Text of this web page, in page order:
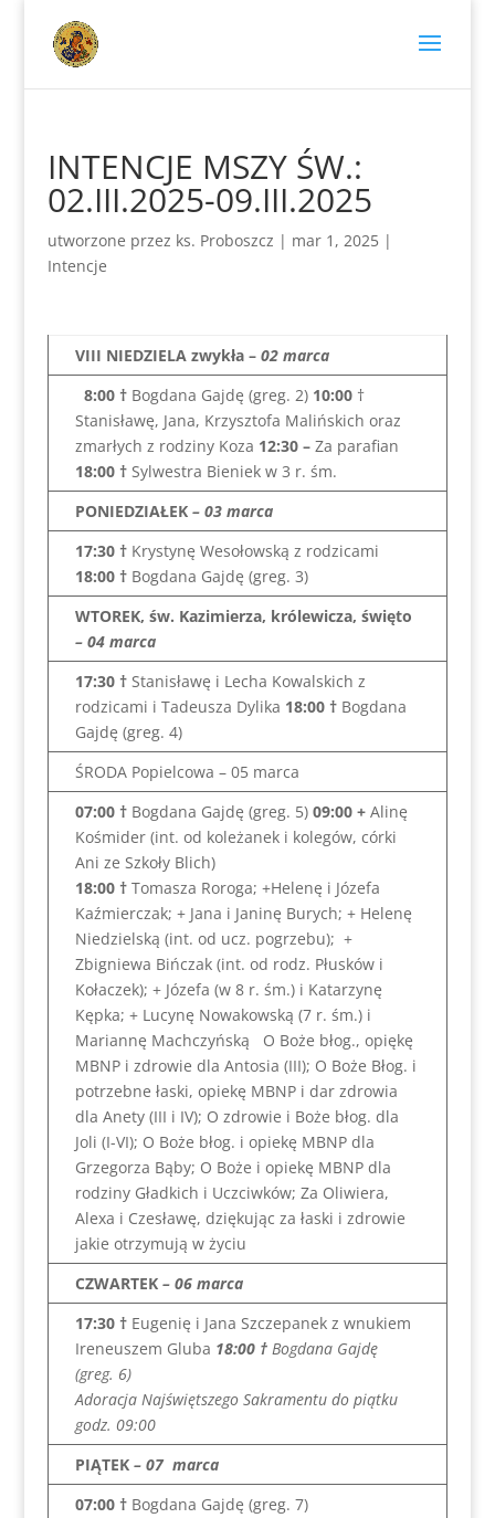
INTENCJE MSZY ŚW.:
02.III.2025-09.III.2025
utworzone przez ks. Proboszcz | mar 1, 2025|
Intencje
VIII NIEDZIELA zwykła –02 marca
8:00 † Bogdana Gajdę (greg. 2) 10:00†
Stanisławę, Jana, Krzysztofa Malińskich oraz
zmarłych z rodziny Koza 12:30 – Za parafian
18:00 † Sylwestra Bieniek w 3 r. śm.
PONIEDZIAŁEK – 03 marca
17:30 † Krystynę Wesołowską z rodzicami
18:00 † Bogdana Gajdę (greg. 3)
WTOREK, św. Kazimierza, królewicza, święto
– 04 marca
17:30 † Stanisławę i Lecha Kowalskich z
rodzicami i Tadeusza Dylika 18:00 † Bogdana
Gajdę (greg. 4)
ŚRODA Popielcowa – 05 marca
07:00 † Bogdana Gajdę (greg. 5) 09:00 + Alinę
Kośmider (int. od koleżanek i kolegów, córki
Ani ze Szkoły Blich)
18:00 † Tomasza Roroga; +Helenę i Józefa
Kaźmierczak; + Jana i Janinę Burych; + Helenę
Niedzielską (int. od ucz. pogrzebu); +
Zbigniewa Bińczak (int. od rodz. Płusków i
Kołaczek); + Józefa (w 8 r. śm.) i Katarzynę
Kępka; + Lucynę Nowakowską (7 r. śm.) i
Mariannę Machczyńską O Boże błog., opiękę
MBNP i zdrowie dla Antosia (III); O Boże Błog. i
potrzebne łaski, opiekę MBNP i dar zdrowia
dla Anety (III i IV); O zdrowie i Boże błog. dla
Joli (I-VI); O Boże błog. i opiekę MBNP dla
Grzegorza Bąby; O Boże i opiekę MBNP dla
rodziny Gładkich i Uczciwków; Za Oliwiera,
Alexa i Czesławę, dziękując za łaski i zdrowie
jakie otrzymują w życiu
CZWARTEK – 06 marca
17:30 † Eugenię i Jana Szczepanek z wnukiem
Ireneuszem Gluba 18:00 † Bogdana Gajdę
(greg. 6)
Adoracja Najświętszego Sakramentu do piątku
godz. 09:00
PIĄTEK – 07 marca
07:00 † Bogdana Gajdę (greg. 7)